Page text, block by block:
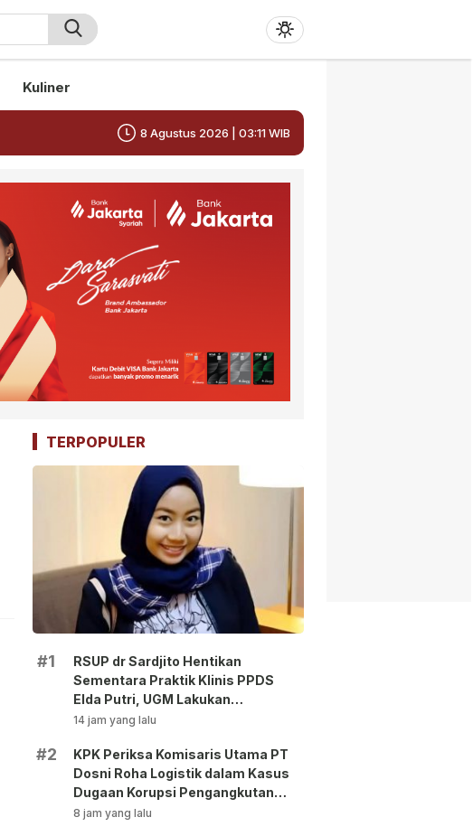
Kuliner
8 Agustus 2026 | 03:11 WIB
TERPOPULER
#1
RSUP dr Sardjito Hentikan
Sementara Praktik Klinis PPDS
Elda Putri, UGM Lakukan
Investigasi!
14 jam yang lalu
#2
KPK Periksa Komisaris Utama PT
Dosni Roha Logistik dalam Kasus
Dugaan Korupsi Pengangkutan
Bansos!
8 jam yang lalu